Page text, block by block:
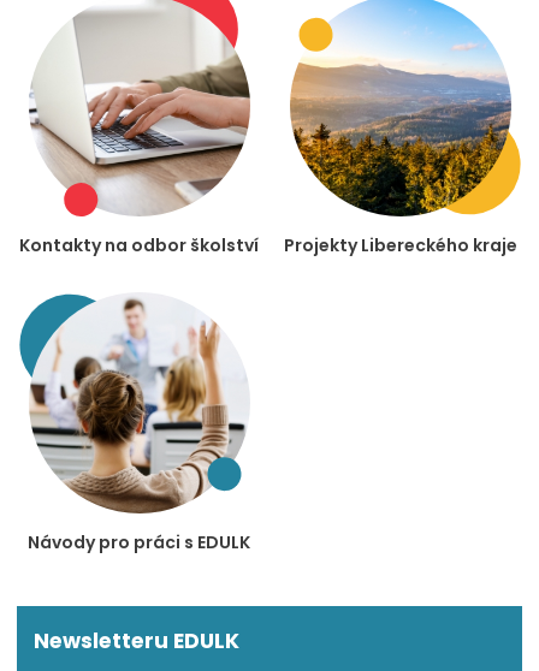
Kontakty na odbor školství Projekty Libereckého kraje
Návody pro práci s EDULK
Newsletteru EDULK